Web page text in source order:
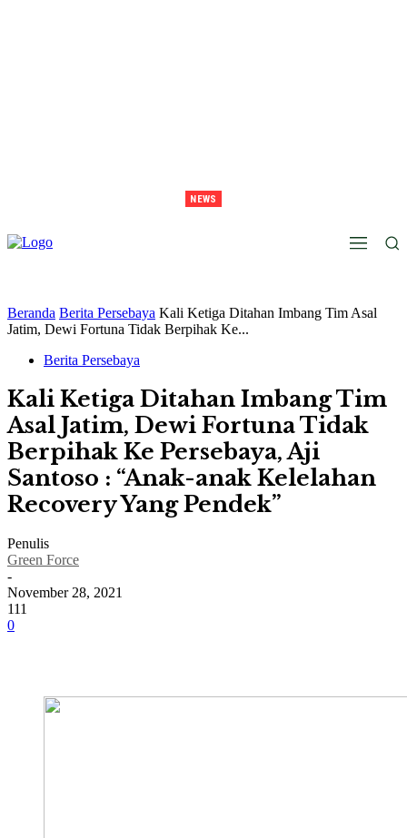
NEWS
Beranda Berita Persebaya Kali Ketiga Ditahan Imbang Tim Asal
Jatim, Dewi Fortuna Tidak Berpihak Ke...
Berita Persebaya
Kali Ketiga Ditahan Imbang Tim
Asal Jatim, Dewi Fortuna Tidak
Berpihak Ke Persebaya, Aji
Santoso : “Anak-anak Kelelahan
Recovery Yang Pendek”
Penulis
Green Force
-
November 28, 2021
111
0